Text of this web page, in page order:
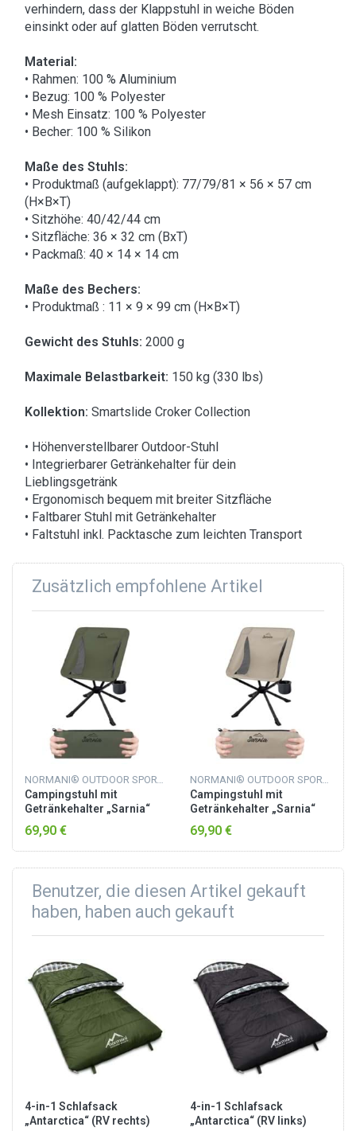
verhindern, dass der Klappstuhl in weiche Böden
einsinkt oder auf glatten Böden verrutscht.
Material:
• Rahmen: 100 % Aluminium
• Bezug: 100 % Polyester
• Mesh Einsatz: 100 % Polyester
• Becher: 100 % Silikon
Maße des Stuhls:
• Produktmaß (aufgeklappt): 77/79/81 × 56 × 57 cm
(H×B×T)
• Sitzhöhe: 40/42/44 cm
• Sitzfläche: 36 × 32 cm (BxT)
• Packmaß: 40 × 14 × 14 cm
Maße des Bechers:
• Produktmaß : 11 × 9 × 99 cm (H×B×T)
Gewicht des Stuhls: 2000 g
Maximale Belastbarkeit: 150 kg (330 lbs)
Kollektion: Smartslide Croker Collection
• Höhenverstellbarer Outdoor-Stuhl
• Integrierbarer Getränkehalter für dein
Lieblingsgetränk
• Ergonomisch bequem mit breiter Sitzfläche
• Faltbarer Stuhl mit Getränkehalter
• Faltstuhl inkl. Packtasche zum leichten Transport
Zusätzlich empfohlene Artikel
NORMANI® OUTDOOR SPORTS
Campingstuhl mit
Getränkehalter „Sarnia“
Oliv
69,90 €
NORMANI® OUTDOOR SPORTS
Campingstuhl mit
Getränkehalter „Sarnia“
Beige
69,90 €
Benutzer, die diesen Artikel gekauft
haben, haben auch gekauft
4-in-1 Schlafsack
„Antarctica“ (RV rechts)
4-in-1 Schlafsack
„Antarctica“ (RV links)